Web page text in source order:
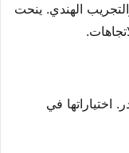
الهندي. ينحت
في